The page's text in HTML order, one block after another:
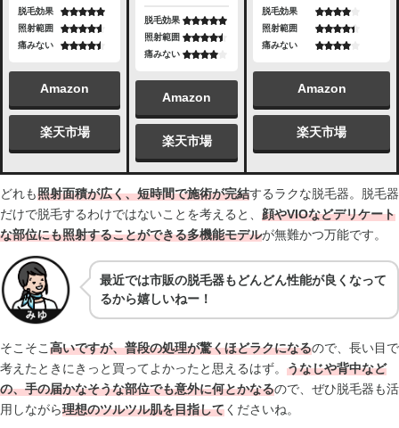
脱毛効果
照射範囲
痛みない
Amazon
楽天市場
脱毛効果
照射範囲
痛みない
Amazon
楽天市場
脱毛効果
照射範囲
痛みない
Amazon
楽天市場
どれも照射面積が広く、短時間で施術が完結するラクな脱毛器。脱毛器
だけで脱毛するわけではないことを考えると、 顔やVIOなどデリケート
な部位にも照射することができる多機能モデルが無難かつ万能です。
最近では市販の脱毛器もどんどん性能が良くなって
るから嬉しいねー！
そこそこ 高いですが、普段の処理が驚くほどラクになるので、長い目で
考えたときにきっと買ってよかったと思えるはず。 うなじや背中など
の、手の届かなそうな部位でも意外に何とかなるので、ぜひ脱毛器も活
用しながら理想のツルツル肌を目指してくださいね。